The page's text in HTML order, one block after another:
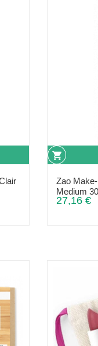
Zao
Medium
27,16 €